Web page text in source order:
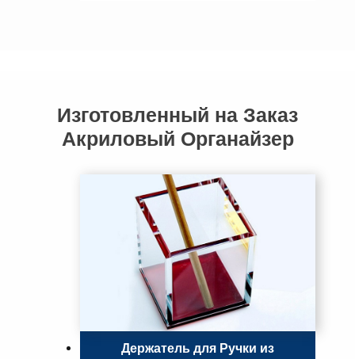
Изготовленный на Заказ
Акриловый Органайзер
Держатель для Ручки из